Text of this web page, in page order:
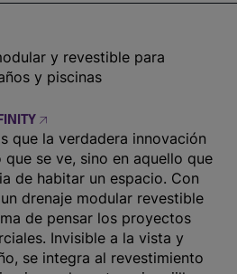
y revestible para
y piscinas
que la verdadera innovación
se ve, sino en aquello que
de habitar un espacio. Con
drenaje modular revestible
de pensar los proyectos
Invisible a la vista y
se integra al revestimiento